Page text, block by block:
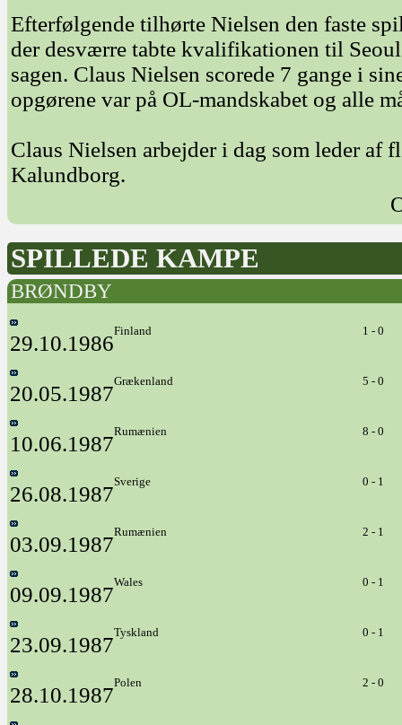
Efterfølgende tilhørte Nielsen den faste
der desværre tabte kvalifikationen til
sagen. Claus Nielsen scorede 7 gange i
opgørene var på OL-mandskabet og alle
Claus Nielsen arbejder i dag som leder af
Kalundborg.
SPILLEDE KAMPE
BRØNDBY
29.10.1986
Finland 1 - 0
20.05.1987
Grækenland 5 - 0
10.06.1987
Rumænien 8 - 0
26.08.1987
Sverige 0 - 1
03.09.1987
Rumænien 2 - 1
09.09.1987
Wales 0 - 1
23.09.1987
Tyskland 0 - 1
28.10.1987
Polen 2 - 0